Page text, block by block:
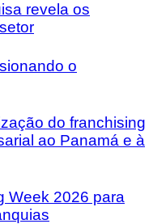
revela os
o
do franchising
ao Panamá e à
Week 2026 para